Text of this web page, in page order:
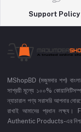
Support Policy
MShopBD (মজুমদার শপ)
সাশ্রয়ী মূল্যে ১০০%
ন্যাচারাল পণ্য সরাসরি আপনার
রাখাই আমাদের প্রধান
Authentic Products-এর